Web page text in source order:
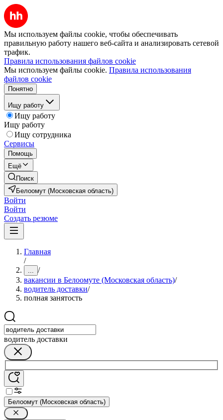
Мы используем файлы cookie, чтобы обеспечивать
правильную работу нашего веб-сайта и анализировать сетевой
трафик.
Правила использования файлов cookie
Мы используем файлы cookie. Правила использования
файлов cookie
Понятно
Ищу работу
Ищу работу
Ищу работу
Ищу сотрудника
Сервисы
Помощь
Ещё
Поиск
Белоомут (Московская область)
Войти
Войти
Создать резюме
Главная
/
... /
вакансии в Белоомуте (Московская область)/
водитель доставки/
полная занятость
водитель доставки
Белоомут (Московская область)